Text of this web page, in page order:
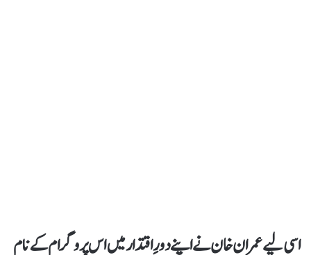
اسی لیے عمران خان نے اپنے دورِ اقتدار میں اس پروگرام کے نام